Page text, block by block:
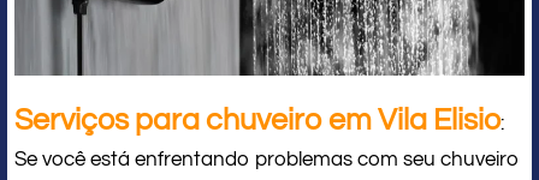
Serviços para chuveiro em Vila Elisio:
Se você está enfrentando problemas com seu chuveiro